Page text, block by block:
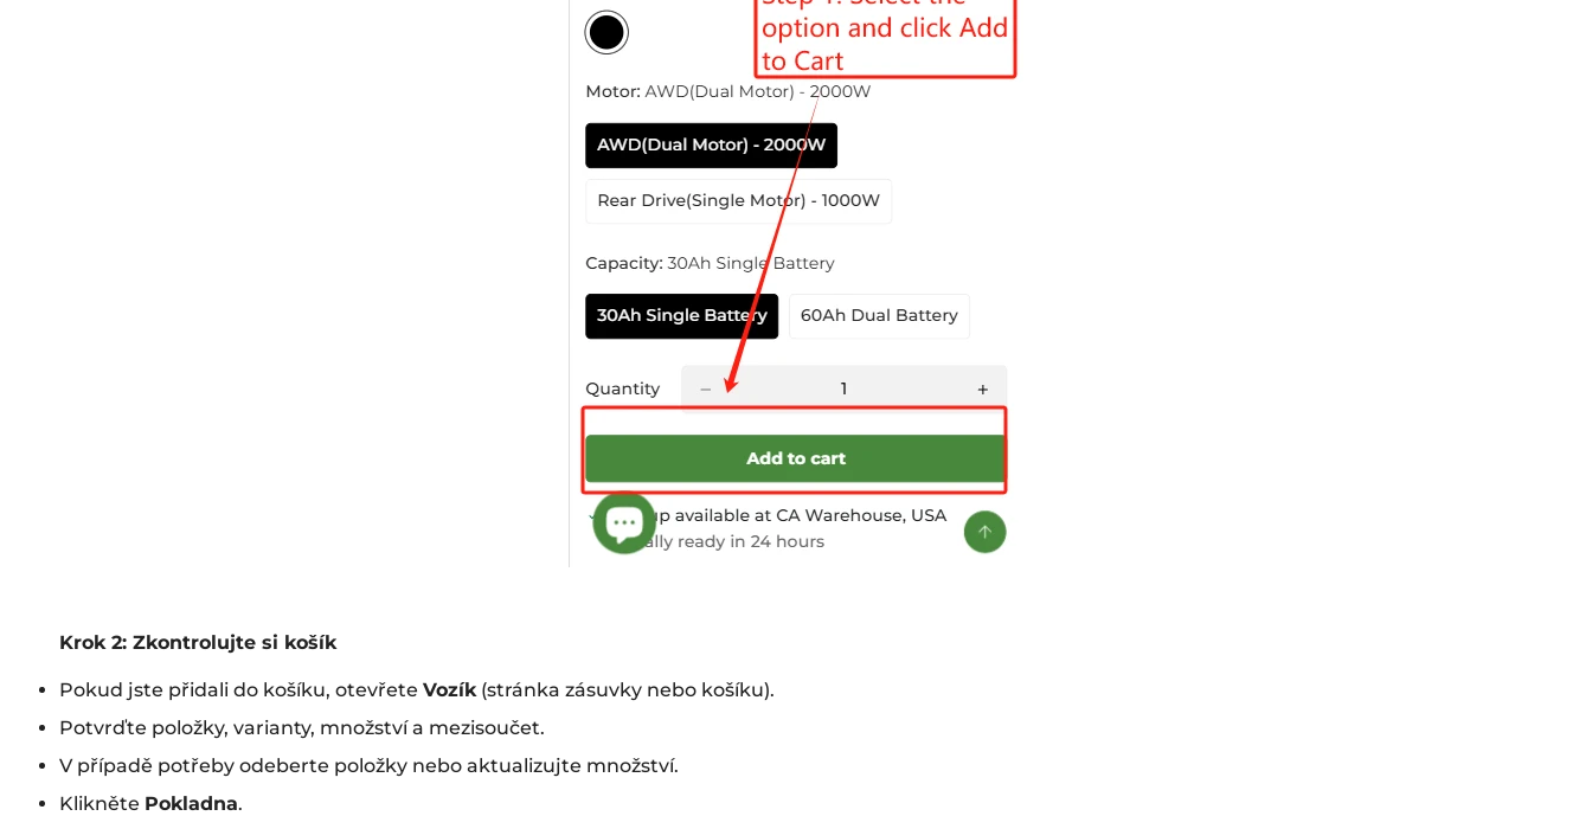
Krok 2: Zkontrolujte si košík
Pokud jste přidali do košíku, otevřete Vozík (stránka zásuvky nebo košíku).
Potvrďte položky, varianty, množství a mezisoučet.
V případě potřeby odeberte položky nebo aktualizujte množství.
Klikněte Pokladna.